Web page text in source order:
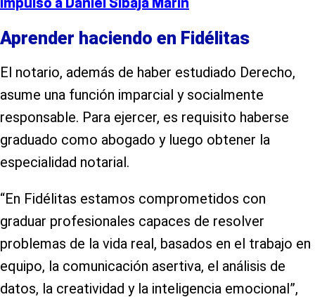
impulsó a Daniel Sibaja Marín
Aprender haciendo en Fidélitas
El notario, además de haber estudiado Derecho,
asume una función imparcial y socialmente
responsable. Para ejercer, es requisito haberse
graduado como abogado y luego obtener la
especialidad notarial.
“En Fidélitas estamos comprometidos con
graduar profesionales capaces de resolver
problemas de la vida real, basados en el trabajo en
equipo, la comunicación asertiva, el análisis de
datos, la creatividad y la inteligencia emocional”,